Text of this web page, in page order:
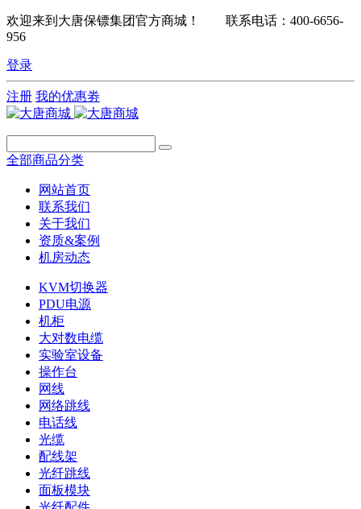
欢迎来到大唐保镖集团官方商城！ 联系电话：400-6656-
956
登录
注册 我的优惠劵
全部商品分类
网站首页
联系我们
关于我们
资质&案例
机房动态
KVM切换器
PDU电源
机柜
大对数电缆
实验室设备
操作台
网线
网络跳线
电话线
光缆
配线架
光纤跳线
面板模块